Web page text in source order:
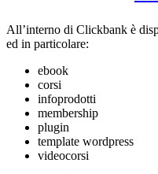
All’interno di Clickbank è
ed in particolare:
ebook
corsi
infoprodotti
membership
plugin
template wordpress
videocorsi